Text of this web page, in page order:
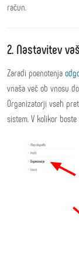
račun.
2. Nastavitev
Zaradi poenotenja
vnaša več ob vnosu
Organizatorji vseh
sistem. V kolikor